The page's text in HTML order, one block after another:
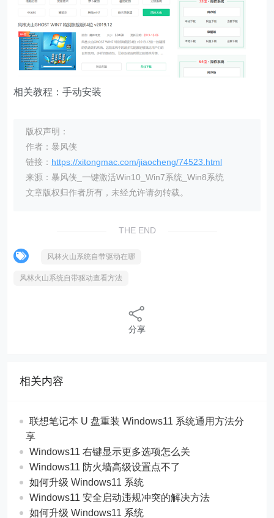
相关教程：手动安装
版权声明：
作者：暴风侠
链接： https://xitongmac.com/jiaocheng/74523.html
来源：暴风侠_一键激活Win10_Win7系统_Win8系统
文章版权归作者所有，未经允许请勿转载。
THE END
风林火山系统自带驱动在哪
风林火山系统自带驱动查看方法
分享
相关内容
联想笔记本 U 盘重装 Windows11 系统通用方法分
享
Windows11 右键显示更多选项怎么关
Windows11 防火墙高级设置点不了
如何升级 Windows11 系统
Windows11 安全启动违规冲突的解决方法
如何升级 Windows11 系统